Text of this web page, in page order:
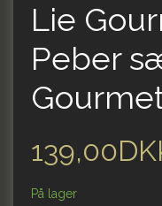
Lie
Peber
På lager